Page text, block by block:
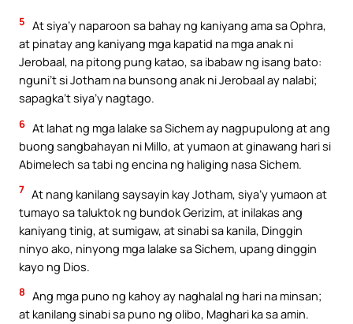
5 At siya’y naparoon sa bahay ng kaniyang ama sa Ophra,
at pinatay ang kaniyang mga kapatid na mga anak ni
Jerobaal, na pitong pung katao, sa ibabaw ng isang bato:
nguni’t si Jotham na bunsong anak ni Jerobaal ay nalabi;
sapagka’t siya’y nagtago.
6 At lahat ng mga lalake sa Sichem ay nagpupulong at ang
buong sangbahayan ni Millo, at yumaon at ginawang hari si
Abimelech sa tabi ng encina ng haliging nasa Sichem.
7 At nang kanilang saysayin kay Jotham, siya’y yumaon at
tumayo sa taluktok ng bundok Gerizim, at inilakas ang
kaniyang tinig, at sumigaw, at sinabi sa kanila, Dinggin
ninyo ako, ninyong mga lalake sa Sichem, upang dinggin
kayo ng Dios.
8 Ang mga puno ng kahoy ay naghalal ng hari na minsan;
at kanilang sinabi sa puno ng olibo, Maghari ka sa amin.